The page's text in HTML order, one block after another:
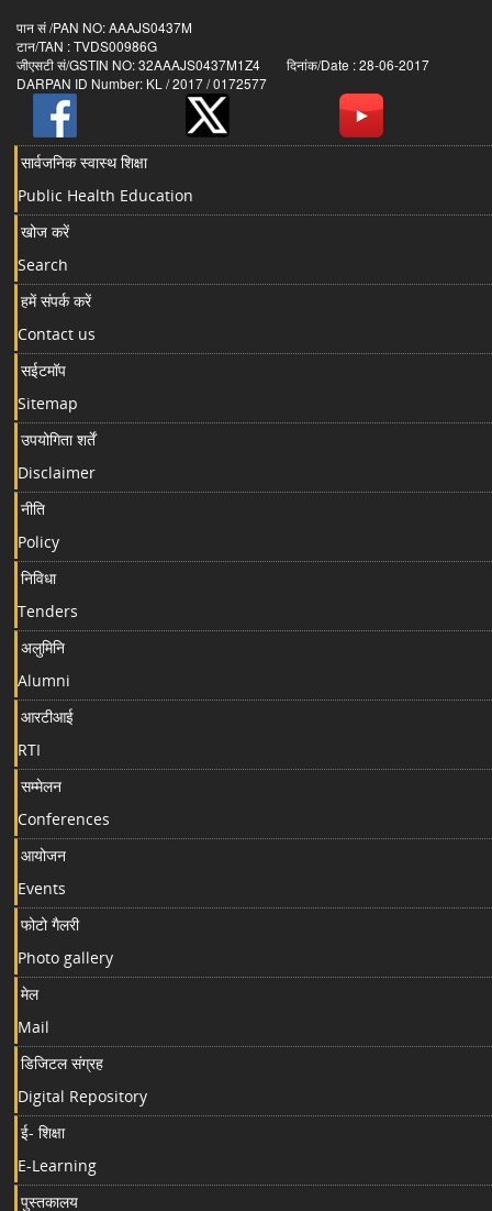
पान सं /PAN NO: AAAJS0437M
टान/TAN : TVDS00986G
जीएसटी सं/GSTIN NO: 32AAAJS0437M1Z4 दिनांक/Date : 28-06-2017
DARPAN ID Number: KL / 2017 / 0172577
सार्वजनिक स्वास्थ शिक्षा
Public Health Education
खोज करें
Search
हमें संपर्क करें
Contact us
सईटमॉप
Sitemap
उपयोगिता शर्तें
Disclaimer
नीति
Policy
निविधा
Tenders
अलुमिनि
Alumni
आरटीआई
RTI
सम्मेलन
Conferences
आयोजन
Events
फोटो गैलरी
Photo gallery
मेल
Mail
डिजिटल संग्रह
Digital Repository
ई- शिक्षा
E-Learning
पुस्तकालय